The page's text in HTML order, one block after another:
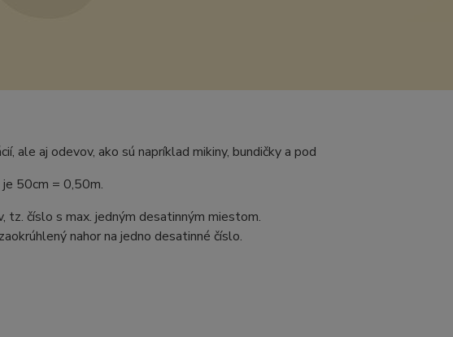
ale aj odevov, ako sú napríklad mikiny, bundičky a pod
50cm = 0,50m.
číslo s max. jedným desatinným miestom.
nahor na jedno desatinné číslo.